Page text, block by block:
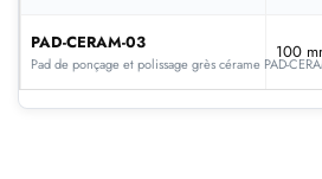
PAD-CERAM-03
Pad de ponçage et polissage grès cérame PAD-
100